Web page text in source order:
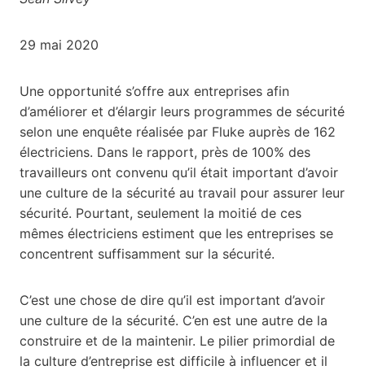
29 mai 2020
Une opportunité s’offre aux entreprises afin
d’améliorer et d’élargir leurs programmes de sécurité
selon une enquête réalisée par Fluke auprès de 162
électriciens. Dans le rapport, près de 100% des
travailleurs ont convenu qu’il était important d’avoir
une culture de la sécurité au travail pour assurer leur
sécurité. Pourtant, seulement la moitié de ces
mêmes électriciens estiment que les entreprises se
concentrent suffisamment sur la sécurité.
C’est une chose de dire qu’il est important d’avoir
une culture de la sécurité. C’en est une autre de la
construire et de la maintenir. Le pilier primordial de
la culture d’entreprise est difficile à influencer et il